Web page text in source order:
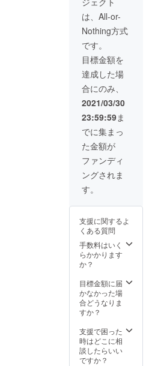
す。 ●
ライブ
が可能
になり
待させ
て頂き
ます。
現時点
では開
催日時
は未定
です。
開催場
所は東
京を予
定して
いま
の都合
になる
可能性
もあり
ます。
●オリジ
シャツ
を提供
させて
頂きま
イズは
S、M、
L、XL
になり
は、All-or-
Nothing方式
です。
目標金額を
達成した場
合にのみ、
2021/03/30
23:59:59ま
でに集まっ
た金額が
ファンディ
ングされま
す。
支援に関するよ
くある質問
手数料はいく
らかかります
か？
目標金額に届
かなかった場
合どうなりま
すか？
支援で困った
時はどこに相
談したらいい
ですか？